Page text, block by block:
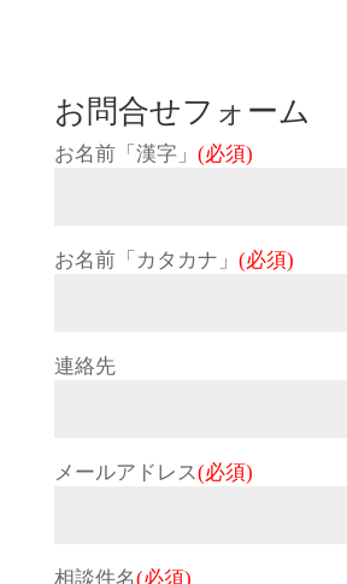
お問合せフォーム
お名前「漢字」 (必須)
お名前「カタカナ」 (必須)
連絡先
メールアドレス(必須)
相談件名(必須)